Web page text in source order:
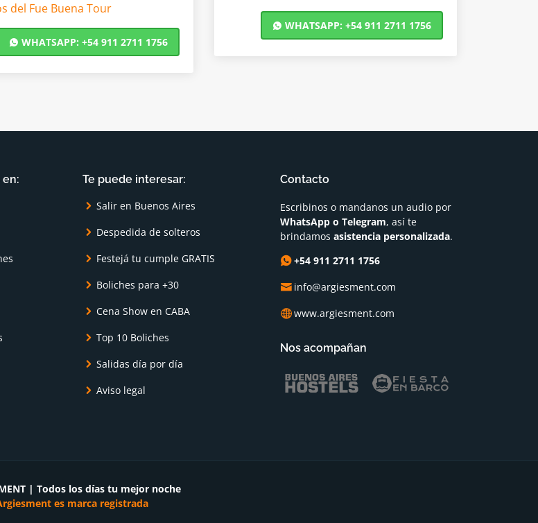
del Fue Buena Tour
WHATSAPP: +54 911 2711 1756
WHATSAPP: +54 911 2711 1756
Te puede interesar:
Salir en Buenos Aires
Despedida de solteros
Festejá tu cumple GRATIS
Boliches para +30
Cena Show en CABA
Top 10 Boliches
Salidas día por día
Aviso legal
Contacto
Escribinos o mandanos un audio por
WhatsApp o Telegram, así te
brindamos asistencia personalizada.
+54 911 2711 1756
info@argiesment.com
www.argiesment.com
Nos acompañan
| Todos los días tu mejor noche
es marca registrada